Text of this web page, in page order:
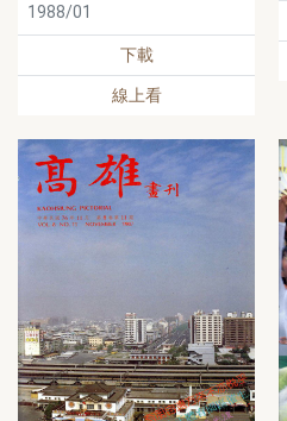
1988/01
下載
線上看